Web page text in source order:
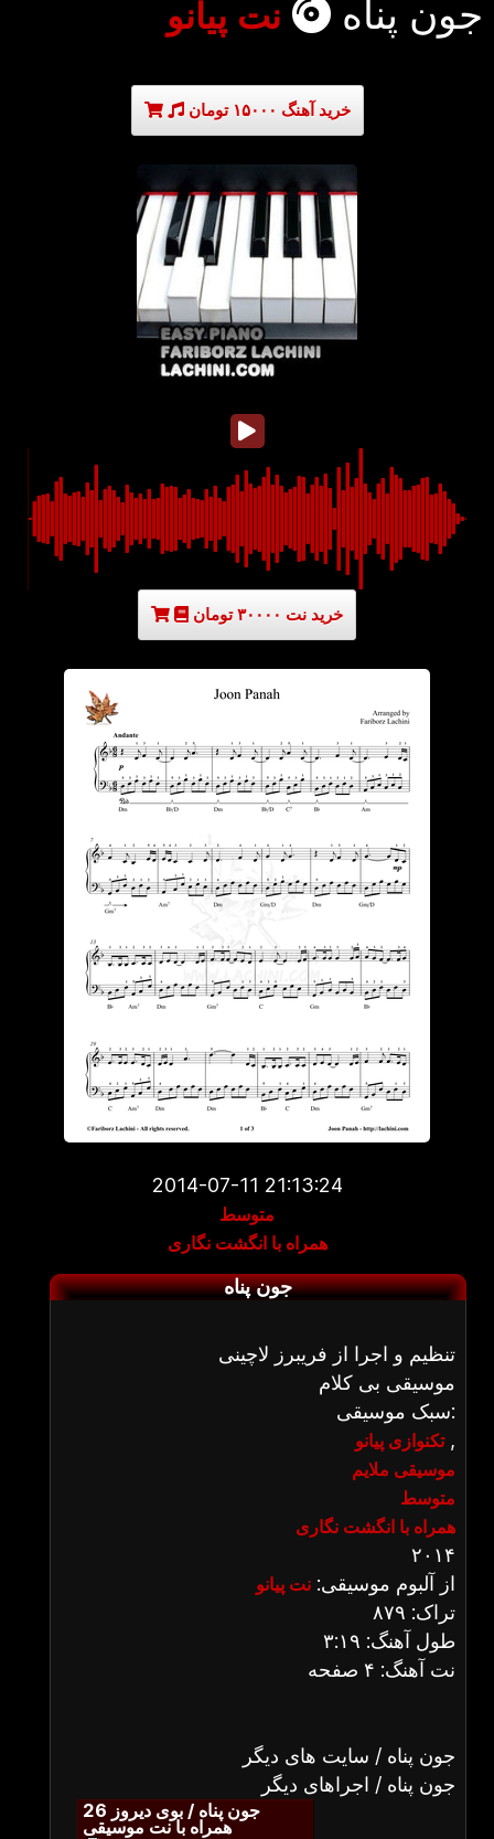
جون پناه نت پیانو
خرید آهنگ ۱۵۰۰۰ تومان
خرید نت ۳۰۰۰۰ تومان
2014-07-11 21:13:24
متوسط
همراه با انگشت نگاری
جون پناه
تنظیم و اجرا از فریبرز لاچینی
موسیقی بی کلام
سبک موسیقی:
تکنوازی پیانو,
موسیقی ملایم
متوسط
همراه با انگشت نگاری
۲۰۱۴
از آلبوم موسیقی: نت پیانو
تراک: ۸۷۹
طول آهنگ: ۳:۱۹
نت آهنگ: ۴ صفحه
جون پناه / سایت های دیگر
جون پناه / اجراهای دیگر
جون پناه / بوی دیروز 26
همراه با نت موسیقی